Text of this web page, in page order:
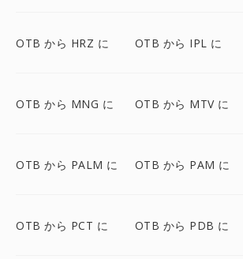
OTB から HRZ に OTB から IPL に
OTB から MNG に OTB から MTV に
OTB から PALM に OTB から PAM に
OTB から PCT に OTB から PDB に